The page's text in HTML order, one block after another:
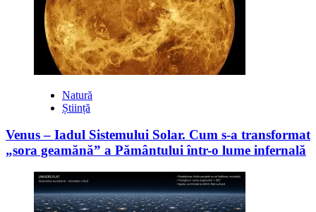
Natură
Știință
Venus – Iadul Sistemului Solar. Cum s-a transformat
„sora geamănă” a Pământului într-o lume infernală